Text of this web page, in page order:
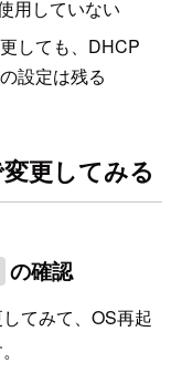
用していない
しても、DHCP
設定は残る
更してみる
の確認
てみて、OS再起